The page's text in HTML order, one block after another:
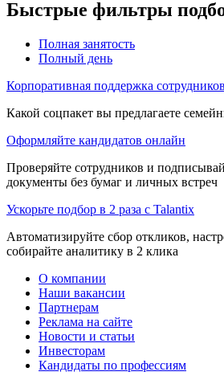
Быстрые фильтры
Полная занятость
Полный день
Корпоративная поддержка сотрудников
Какой соцпакет вы предлагаете
Оформляйте кандидатов онлайн
Проверяйте сотрудников и
документы без бумаг и личных встреч
Ускорьте подбор в 2 раза с Talantix
Автоматизируйте сбор откликов,
собирайте аналитику в 2 клика
О компании
Наши вакансии
Партнерам
Реклама на сайте
Новости и статьи
Инвесторам
Кандидаты по профессиям